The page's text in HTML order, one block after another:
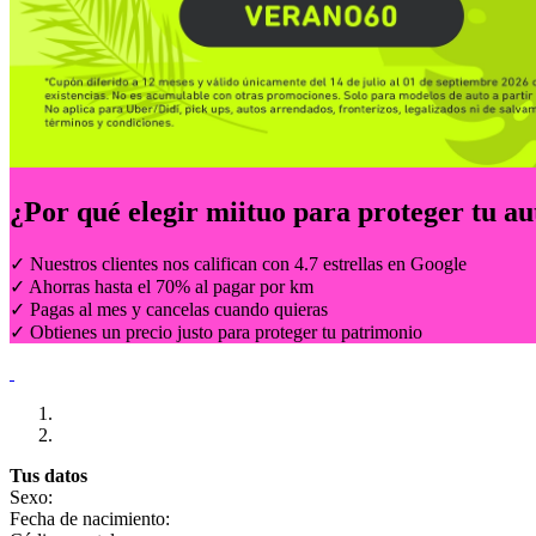
¿Por qué elegir miituo para proteger tu
✓ Nuestros clientes nos califican con 4.7 estrellas en Google
✓ Ahorras hasta el 70% al pagar por km
✓ Pagas al mes y cancelas cuando quieras
✓ Obtienes un precio justo para proteger tu patrimonio
Tus datos
Sexo:
Fecha de nacimiento: